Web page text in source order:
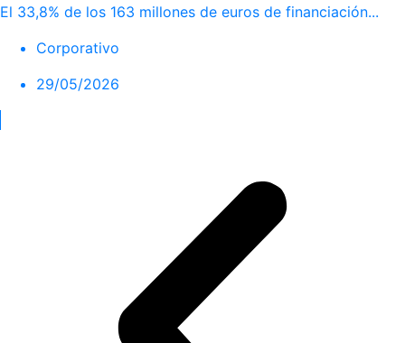
El 33,8% de los 163 millones de euros de financiación...
Corporativo
29/05/2026